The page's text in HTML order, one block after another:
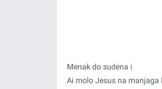
Menak do sudena i
Ai molo Jesus na manjaga